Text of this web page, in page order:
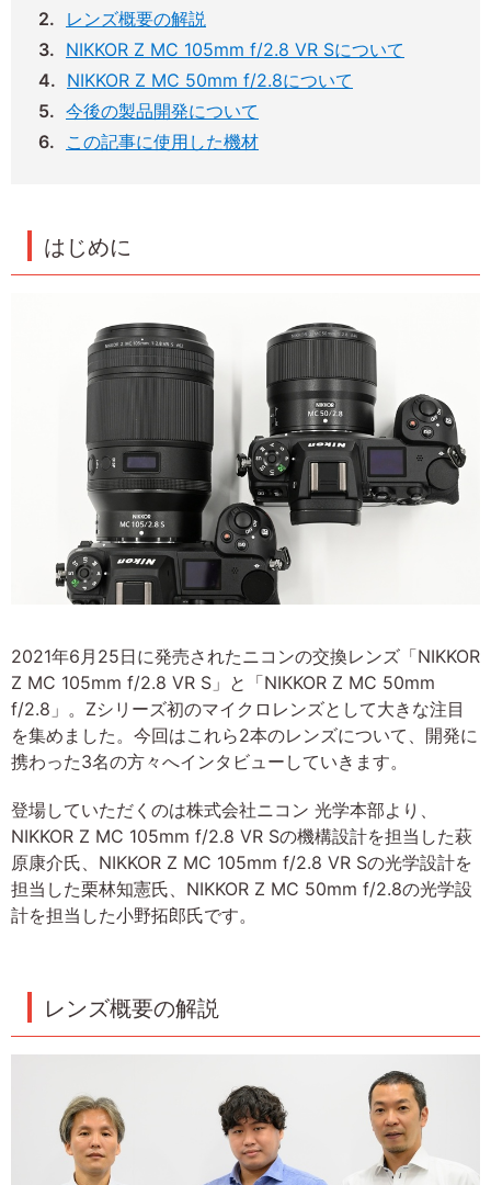
レンズ概要の解説
NIKKOR Z MC 105mm f/2.8 VR Sについて
NIKKOR Z MC 50mm f/2.8について
今後の製品開発について
この記事に使用した機材
はじめに
2021年6月25日に発売されたニコンの交換レンズ「NIKKOR
Z MC 105mm f/2.8 VR S」と「NIKKOR Z MC 50mm
f/2.8」。Zシリーズ初のマイクロレンズとして大きな注目
を集めました。今回はこれら2本のレンズについて、開発に
携わった3名の方々へインタビューしていきます。
登場していただくのは株式会社ニコン 光学本部より、
NIKKOR Z MC 105mm f/2.8 VR Sの機構設計を担当した萩
原康介氏、NIKKOR Z MC 105mm f/2.8 VR Sの光学設計を
担当した栗林知憲氏、NIKKOR Z MC 50mm f/2.8の光学設
計を担当した小野拓郎氏です。
レンズ概要の解説